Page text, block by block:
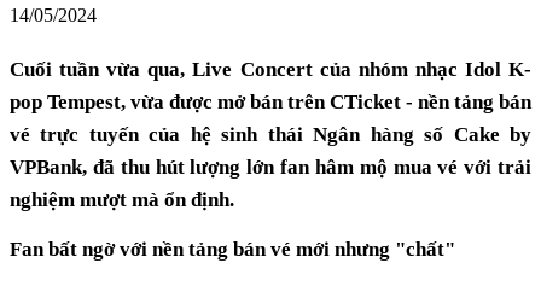
14/05/2024
Cuối tuần vừa qua, Live Concert của nhóm nhạc Idol K-
pop Tempest, vừa được mở bán trên CTicket - nền tảng bán
vé trực tuyến của hệ sinh thái Ngân hàng số Cake by
VPBank, đã thu hút lượng lớn fan hâm mộ mua vé với trải
nghiệm mượt mà ổn định.
Fan bất ngờ với nền tảng bán vé mới nhưng "chất"